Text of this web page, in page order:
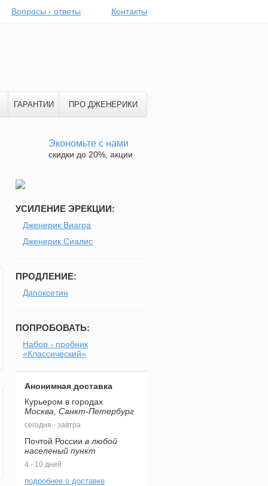
Вопросы - ответы Контакты
ГАРАНТИИ ПРО ДЖЕНЕРИКИ
Экономьте с нами
скидки до 20%, акции
УСИЛЕНИЕ ЭРЕКЦИИ:
Дженерик Виагра
Дженерик Сиалис
ПРОДЛЕНИЕ:
Дапоксетин
ПОПРОБОВАТЬ:
Набор - пробник
«Классический»
Анонимная доставка
Курьером в городах
Москва, Санкт-Петербург
сегодня - завтра
Почтой России в любой
населеный пункт
4 - 10 дней
подробнее о доставке